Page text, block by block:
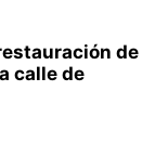
de
calle de